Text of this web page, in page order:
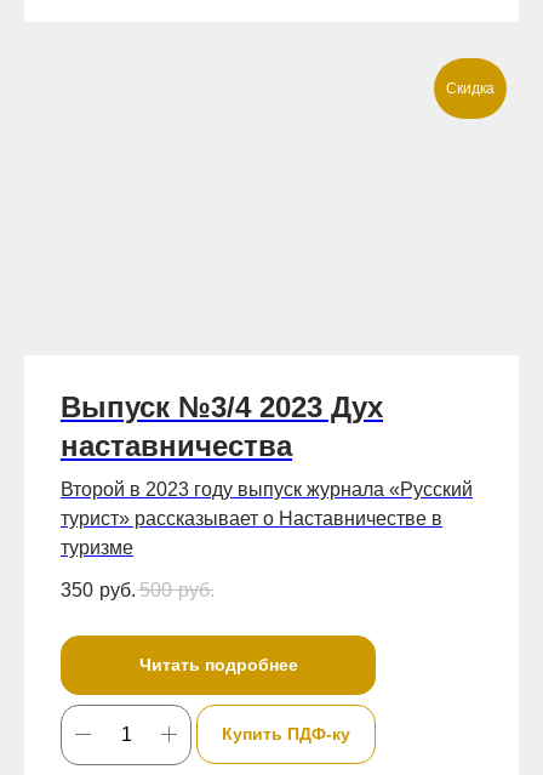
Скидка
Выпуск №3/4 2023 Дух
наставничества
Второй в 2023 году выпуск журнала «Русский
турист» рассказывает о Наставничестве в
туризме
350 руб. 500 руб.
Читать подробнее
Купить ПДФ-ку